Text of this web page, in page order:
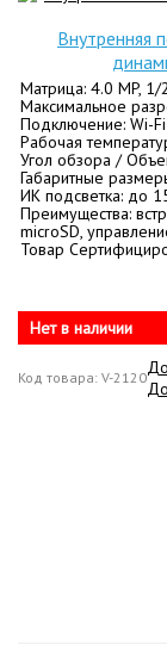
Внутренняя
Матрица: 4.0 MP, 1/
Максимальное
Подключение: Wi-
Рабочая
Угол обзора /
Габаритные
ИК подсветка: до
Преимущества:
microSD,
Товар
Нет в наличии
Код товара: V-2120